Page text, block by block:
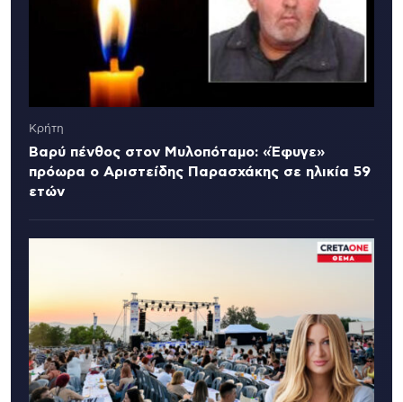
Κρήτη
Βαρύ πένθος στον Μυλοπόταμο: «Έφυγε»
πρόωρα ο Αριστείδης Παρασχάκης σε ηλικία 59
ετών